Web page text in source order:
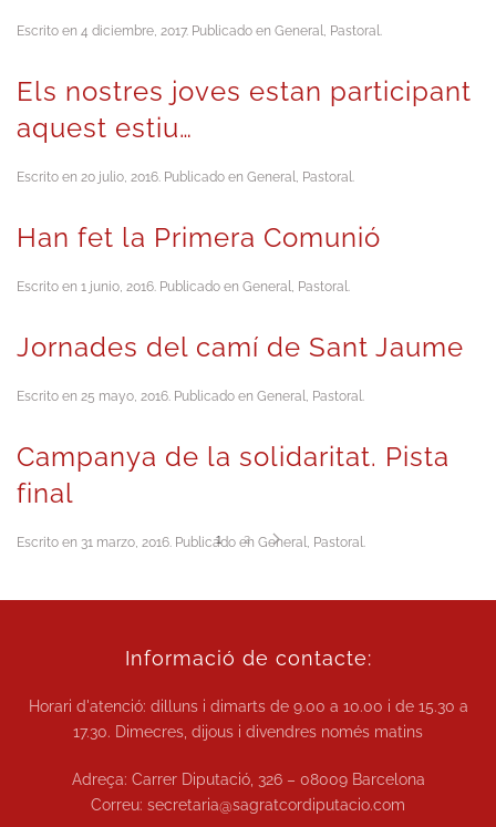
Escrito en 4 diciembre, 2017. Publicado en General, Pastoral.
Els nostres joves estan participant
aquest estiu…
Escrito en 20 julio, 2016. Publicado en General, Pastoral.
Han fet la Primera Comunió
Escrito en 1 junio, 2016. Publicado en General, Pastoral.
Jornades del camí de Sant Jaume
Escrito en 25 mayo, 2016. Publicado en General, Pastoral.
Campanya de la solidaritat. Pista
final
Escrito en 31 marzo, 2016. Publicado en General, Pastoral.
1 2
Informació de contacte:
Horari d'atenció: dilluns i dimarts de9.00 a 10.00 i de 15.30 a
17.30. Dimecres, dijous i divendres només matins
Adreça: Carrer Diputació, 326 – 08009 Barcelona
Correu: secretaria@sagratcordiputacio.com